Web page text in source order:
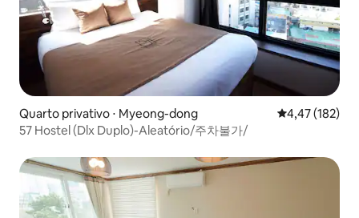
Quarto privativo ⋅ Myeong-dong 4,47 de uma
4,47 (182)
57 Hostel (Dlx Duplo)-Aleatório/주차불가/